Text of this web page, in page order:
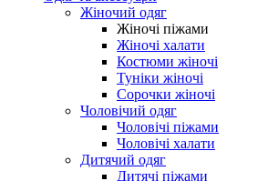
Жіночий одяг
Жіночі піжами
Жіночі халати
Костюми жіночі
Туніки жіночі
Сорочки жіночі
Чоловічий одяг
Чоловічі піжами
Чоловічі халати
Дитячий одяг
Дитячі піжами